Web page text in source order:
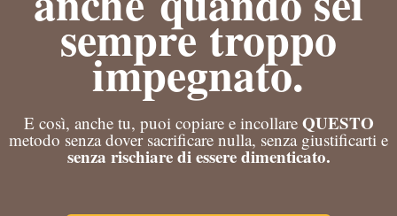
sempre troppo
impegnato.
E così, anche tu, puoi copiare e incollare QUESTO
metodo senza dover sacrificare nulla, senza giustificarti e
senza rischiare di essere dimenticato.